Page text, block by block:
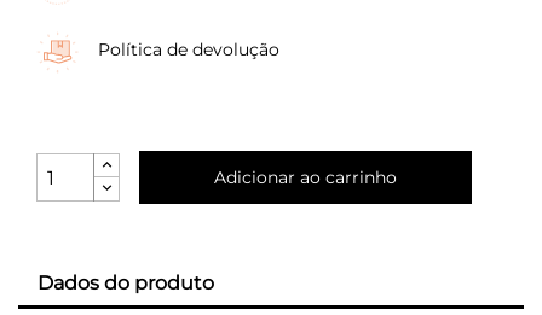
Política de devolução
Adicionar ao carrinho
Dados do produto